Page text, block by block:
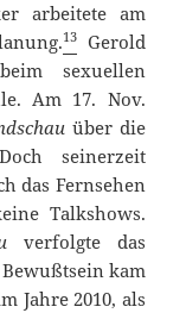
arbeitete am
13 Gerold
sexuellen
Am 17. Nov.
über die
seinerzeit
das Fernsehen
Talkshows.
verfolgte das
kam
Jahre 2010, als